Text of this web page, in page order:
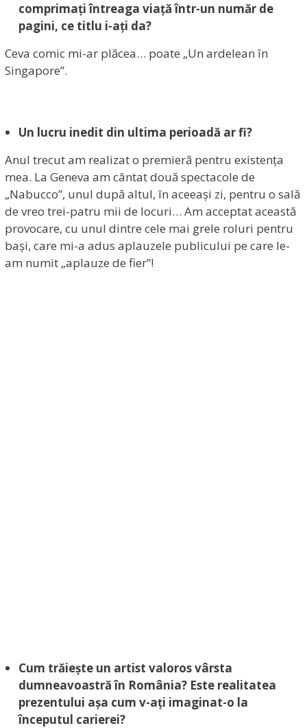
comprimați întreaga viață într-un număr de
pagini, ce titlu i-ați da?
Ceva comic mi-ar plăcea… poate „Un ardelean în
Singapore”.
Un lucru inedit din ultima perioadă ar fi?
Anul trecut am realizat o premieră pentru existența
mea. La Geneva am cântat două spectacole de
„Nabucco”, unul după altul, în aceeași zi, pentru o sală
de vreo trei-patru mii de locuri… Am acceptat această
provocare, cu unul dintre cele mai grele roluri pentru
bași, care mi-a adus aplauzele publicului pe care le-
am numit „aplauze de fier”!
Cum trăiește un artist valoros vârsta
dumneavoastră în România? Este realitatea
prezentului așa cum v-ați imaginat-o la
începutul carierei?